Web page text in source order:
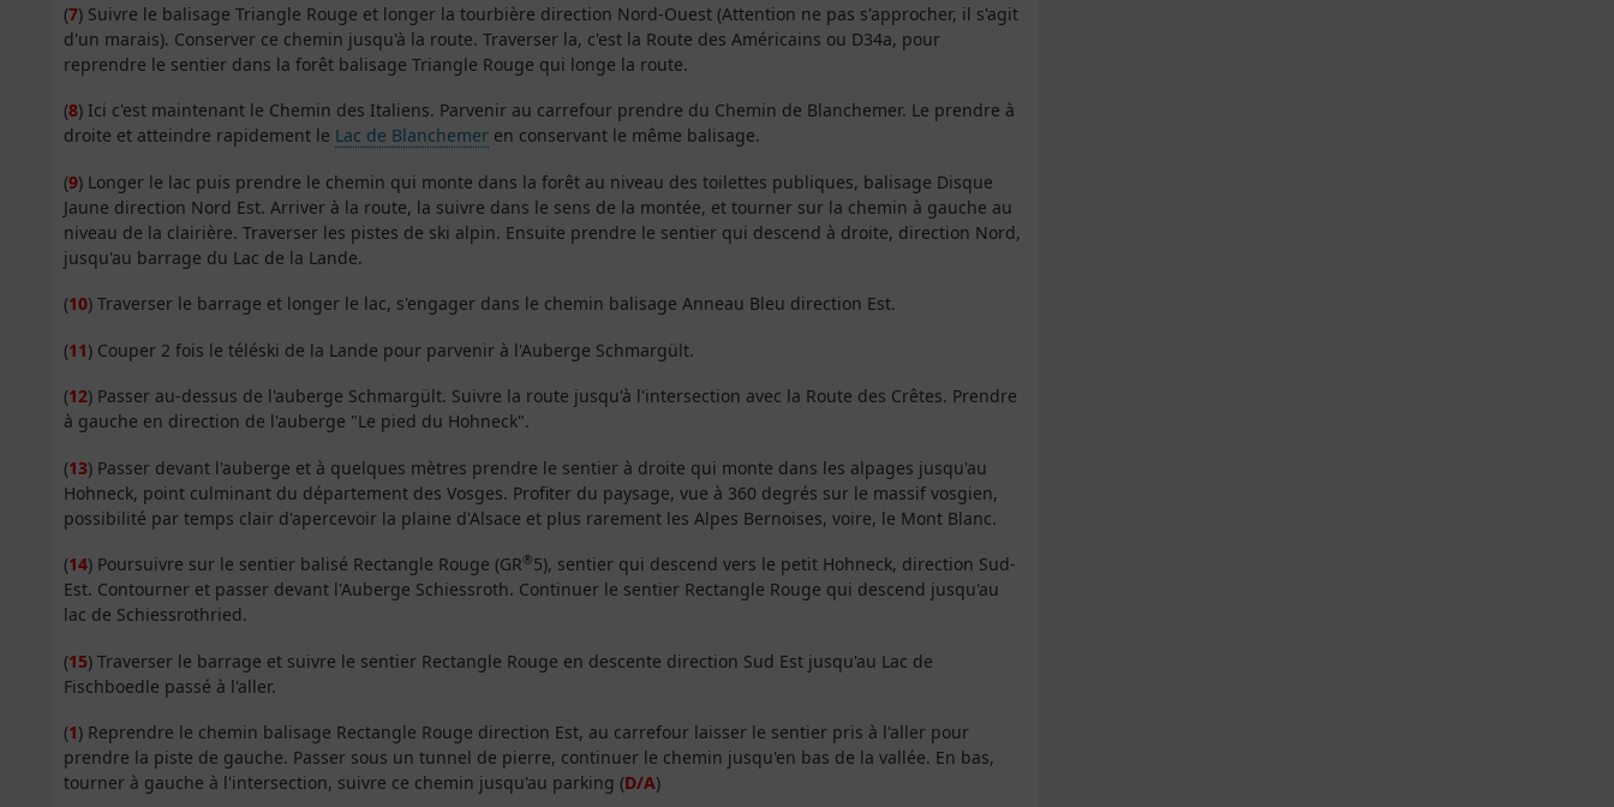
(7) Suivre le balisage Triangle Rouge et longer la tourbière direction Nord-Ouest (Attention ne pas s'approcher, il s'agit
d'un marais). Conserver ce chemin jusqu'à la route. Traverser la, c'est la Route des Américains ou D34a, pour
reprendre le sentier dans la forêt balisage Triangle Rouge qui longe la route.
(8) Ici c'est maintenant le Chemin des Italiens. Parvenir au carrefour prendre du Chemin de Blanchemer. Le prendre à
droite et atteindre rapidement le Lac de Blanchemer en conservant le même balisage.
(9) Longer le lac puis prendre le chemin qui monte dans la forêt au niveau des toilettes publiques, balisage Disque
Jaune direction Nord Est. Arriver à la route, la suivre dans le sens de la montée, et tourner sur la chemin à gauche au
niveau de la clairière. Traverser les pistes de ski alpin. Ensuite prendre le sentier qui descend à droite, direction Nord,
jusqu'au barrage du Lac de la Lande.
(10) Traverser le barrage et longer le lac, s'engager dans le chemin balisage Anneau Bleu direction Est.
(11) Couper 2 fois le téléski de la Lande pour parvenir à l'Auberge Schmargült.
(12) Passer au-dessus de l'auberge Schmargült. Suivre la route jusqu'à l'intersection avec la Route des Crêtes. Prendre
à gauche en direction de l'auberge "Le pied du Hohneck".
(13) Passer devant l'auberge et à quelques mètres prendre le sentier à droite qui monte dans les alpages jusqu'au
Hohneck, point culminant du département des Vosges. Profiter du paysage, vue à 360 degrés sur le massif vosgien,
possibilité par temps clair d'apercevoir la plaine d'Alsace et plus rarement les Alpes Bernoises, voire, le Mont Blanc.
(14) Poursuivre sur le sentier balisé Rectangle Rouge (GR®5), sentier qui descend vers le petit Hohneck, direction Sud-
Est. Contourner et passer devant l'Auberge Schiessroth. Continuer le sentier Rectangle Rouge qui descend jusqu'au
lac de Schiessrothried.
(15) Traverser le barrage et suivre le sentier Rectangle Rouge en descente direction Sud Est jusqu'au Lac de
Fischboedle passé à l'aller.
(1) Reprendre le chemin balisage Rectangle Rouge direction Est, au carrefour laisser le sentier pris à l'aller pour
prendre la piste de gauche. Passer sous un tunnel de pierre, continuer le chemin jusqu'en bas de la vallée. En bas,
tourner à gauche à l'intersection, suivre ce chemin jusqu'au parking (D/A)